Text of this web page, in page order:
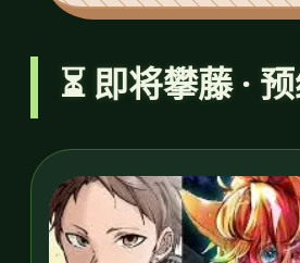
⏳ 即将攀藤 ·